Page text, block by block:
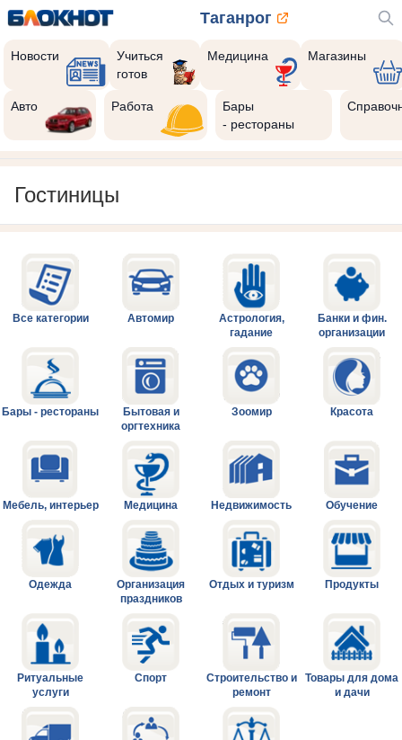
Таганрог
Новости
Учиться
готов
Медицина Магазины
Авто Работа
Бары
- рестораны
Гостиницы
Все категории Автомир
Астрология,
гадание
Банки и фин.
организации
Бары - рестораны
Бытовая и
оргтехника
Зоомир Красота
Мебель, интерьер Медицина Недвижимость Обучение
Одежда
Организация
праздников
Отдых и туризм Продукты
Ритуальные
услуги
Спорт
Строительство и
ремонт
Товары для дома
и дачи